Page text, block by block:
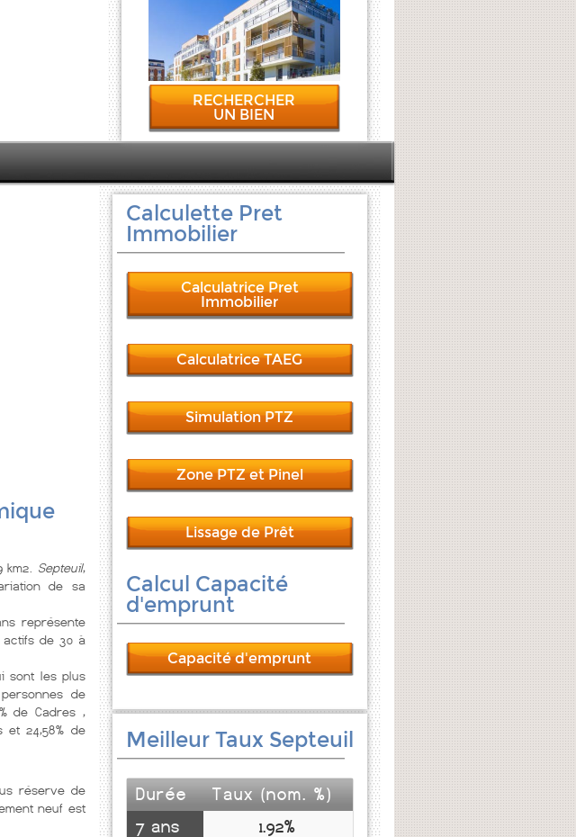
RECHERCHER
UN BIEN
Septeuil,
de sa
représente
actifs de 30 à
sont les plus
de
de Cadres ,
et 24,58% de
réserve de
neuf est
Calculette Pret
Immobilier
Calculatrice Pret
Immobilier
Calculatrice TAEG
Simulation PTZ
Zone PTZ et Pinel
Lissage de Prêt
Calcul Capacité
d'emprunt
Capacité d'emprunt
Meilleur Taux Septeuil
Durée
Taux (nom. %)
7 ans
1.92%